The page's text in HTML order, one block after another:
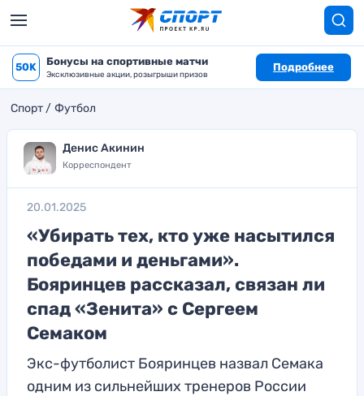
50K Бонусы на спортивные матчи
Эксклюзивные акции, розыгрыши призов
Подробнее
Спорт Футбол
Денис Акинин
Корреспондент
20.01.2025
«Убирать тех, кто уже насытился
победами и деньгами».
Бояринцев рассказал, связан ли
спад «Зенита» с Сергеем
Семаком
Экс-футболист Бояринцев назвал Семака
одним из сильнейших тренеров России